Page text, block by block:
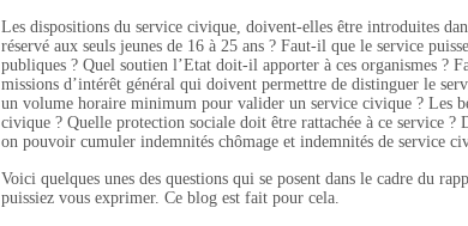
Les dispositions du service civique, doivent-elles être introduites
réservé aux seuls jeunes de 16 à 25 ans ? Faut-il que le service
publiques ? Quel soutien l’Etat doit-il apporter à ces organismes ?
missions d’intérêt général qui doivent permettre de distinguer le
un volume horaire minimum pour valider un service civique ? Les
civique ? Quelle protection sociale doit être rattachée à ce service
on pouvoir cumuler indemnités chômage et indemnités de service
Voici quelques unes des questions qui se posent dans le cadre du
puissiez vous exprimer. Ce blog est fait pour cela.